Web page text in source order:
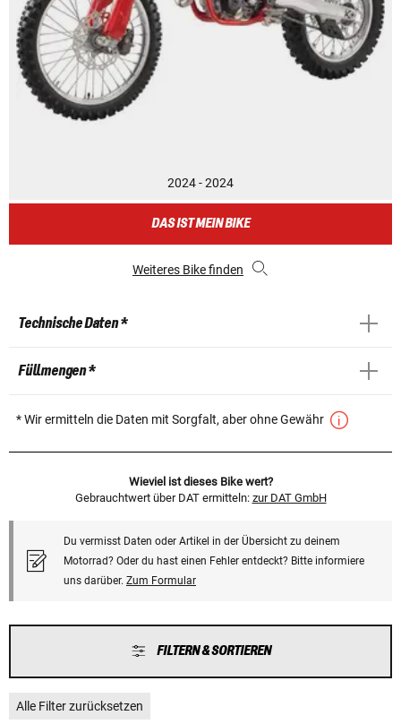
2024 - 2024
DAS IST MEIN BIKE
Weiteres Bike finden
Technische Daten *
Füllmengen *
* Wir ermitteln die Daten mit Sorgfalt, aber ohne Gewähr
Wieviel ist dieses Bike wert?
Gebrauchtwert über DAT ermitteln: zur DAT GmbH
Du vermisst Daten oder Artikel in der Übersicht zu deinem
Motorrad? Oder du hast einen Fehler entdeckt? Bitte informiere
uns darüber. Zum Formular
FILTERN & SORTIEREN
Alle Filter zurücksetzen